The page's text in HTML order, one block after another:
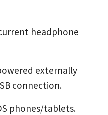
headphone
externally
connection.
phones/tablets.